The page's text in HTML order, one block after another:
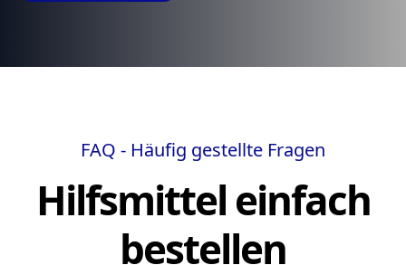
FAQ - Häufig gestellte Fragen
Hilfsmittel einfach
bestellen